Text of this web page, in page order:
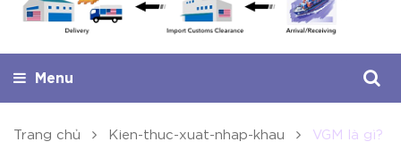
Menu
Trang chủ Kien-thuc-xuat-nhap-khau
VGM là gì?